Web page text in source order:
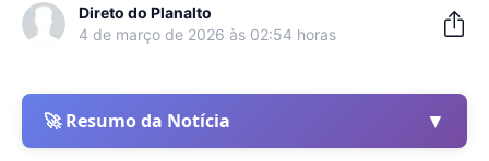
Direto do Planalto
4 de março de 2026 às 02:54 horas
🚀 Resumo da Notícia ▼